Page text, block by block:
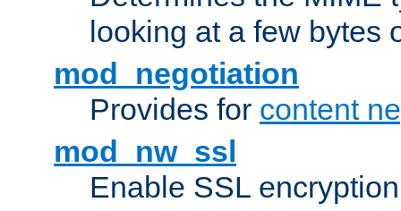
looking at a few bytes
mod_negotiation
Provides for content
mod_nw_ssl
Enable SSL